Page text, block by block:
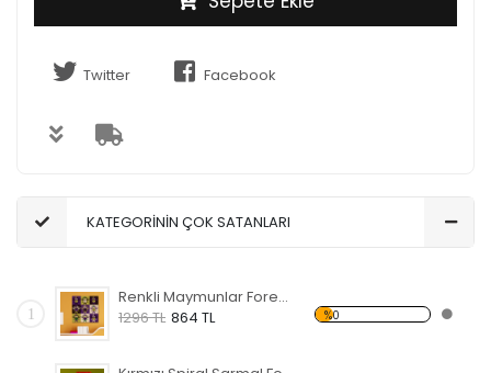
Twitter Facebook
KATEGORİNİN ÇOK SATANLARI
1
Renkli Maymunlar Forex Tablo
1296 TL 864 TL %0